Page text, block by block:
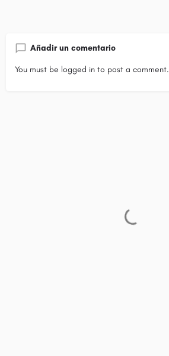
Añadir un comentario
You must be logged in to post a comment.